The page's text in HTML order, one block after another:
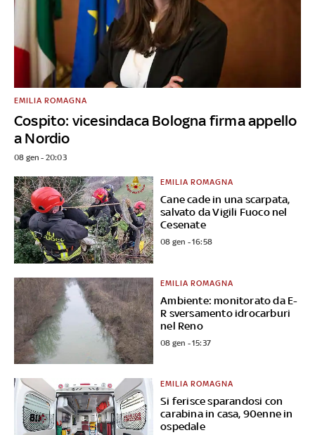
Cospito: vicesindaca Bologna firma appello
a Nordio
EMILIA ROMAGNA
08 gen - 20:03
Cane cade in una scarpata,
salvato da Vigili Fuoco nel
Cesenate
EMILIA ROMAGNA
08 gen - 16:58
Ambiente: monitorato da E-
R sversamento idrocarburi
nel Reno
EMILIA ROMAGNA
08 gen - 15:37
Si ferisce sparandosi con
carabina in casa, 90enne in
ospedale
EMILIA ROMAGNA